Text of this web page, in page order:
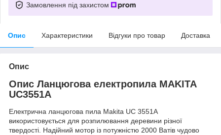
Замовлення під захистом
Опис Характеристики Відгуки про товар Доставка
Опис
Опис Ланцюгова електропила MAKITA
UC3551A
Електрична ланцюгова пила Makita UC 3551A
використовується для розпилювання деревини різної
твердості. Надійний мотор із потужністю 2000 Ватів чудово